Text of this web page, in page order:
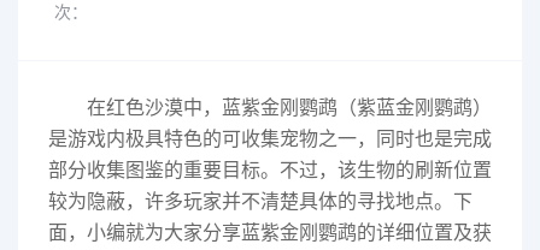
次：
在红色沙漠中，蓝紫金刚鹦鹉（紫蓝金刚鹦鹉）
是游戏内极具特色的可收集宠物之一，同时也是完成
部分收集图鉴的重要目标。不过，该生物的刷新位置
较为隐蔽，许多玩家并不清楚具体的寻找地点。下
面，小编就为大家分享蓝紫金刚鹦鹉的详细位置及获